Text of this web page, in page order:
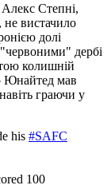
Степні,
вистачило
долі
дербі
колишній
Юнайтед мав
граючи у
his #SAFC
100